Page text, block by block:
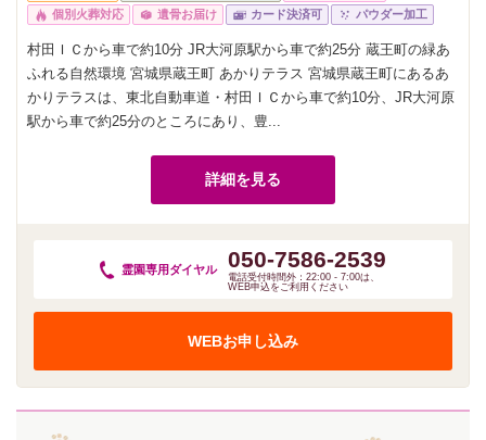
個別火葬対応
遺骨お届け カード決済可 パウダー加工
村田ＩＣから車で約10分 JR大河原駅から車で約25分 蔵王町の緑あ
ふれる自然環境 宮城県蔵王町 あかりテラス 宮城県蔵王町にあるあ
かりテラスは、東北自動車道・村田ＩＣから車で約10分、JR大河原
駅から車で約25分のところにあり、豊...
詳細を見る
霊園専用 ダイヤル 050-7586-2539
電話受付時間外：22:00 - 7:00は、
WEB申込をご利用ください
WEBお申し込み